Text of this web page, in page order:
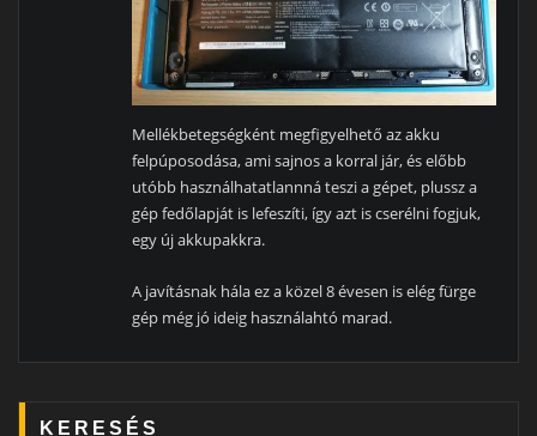
Mellékbetegségként megfigyelhető az akku
felpúposodása, ami sajnos a korral jár, és előbb
utóbb használhatatlannná teszi a gépet, plussz a
gép fedőlapját is lefeszíti, így azt is cserélni fogjuk,
egy új akkupakkra.
A javításnak hála ez a közel 8 évesen is elég fürge
gép még jó ideig használahtó marad.
KERESÉS